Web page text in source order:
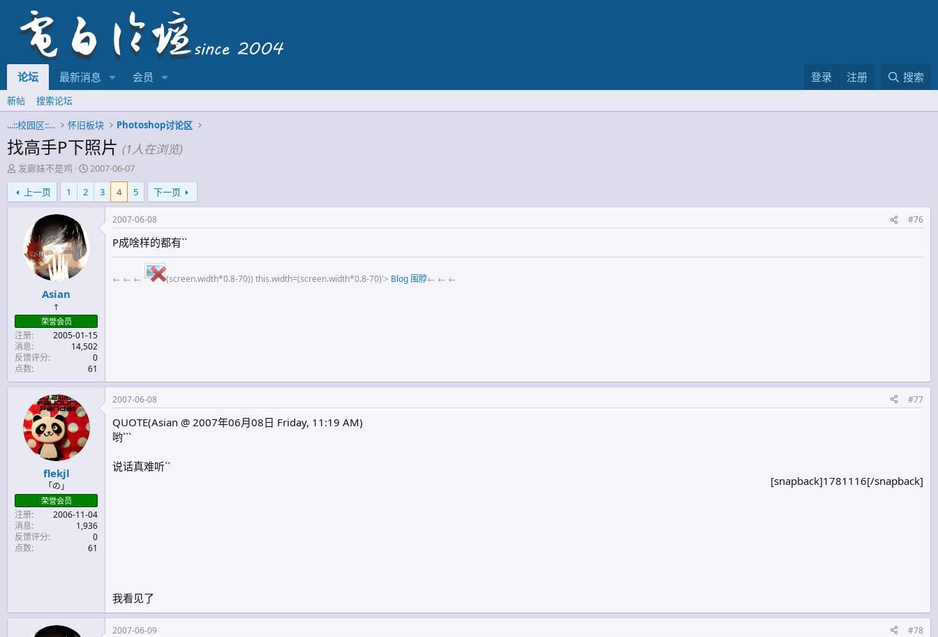
论坛 最新消息 会员 登录 注册 搜索
新帖
搜索论坛
...::校园区::...
怀旧板块 Photoshop讨论区
找高手P下照片 (1人在浏览)
主
题
发
起
发廊妹不是鸡
开
始
间
2007-06-07
上一页
1 2 3 4 5 下一页
Asian
↑
荣誉会员
注册
2005-01-15
消息
14,502
反馈评分
0
点数
61
2007-06-08 #76
P成啥样的都有``
← ← ← (screen.width*0.8-70)) this.width=(screen.width*0.8-70)'> Blog 围脖← ← ←
flekjl
「の」
荣誉会员
注册
2006-11-04
消息
1,936
反馈评分
0
点数
61
2007-06-08 #77
QUOTE(Asian @ 2007年06月08日 Friday, 11:19 AM)
哟```
说话真难听``
[snapback]1781116[/snapback]​
我看见了
2007-06-09 #78